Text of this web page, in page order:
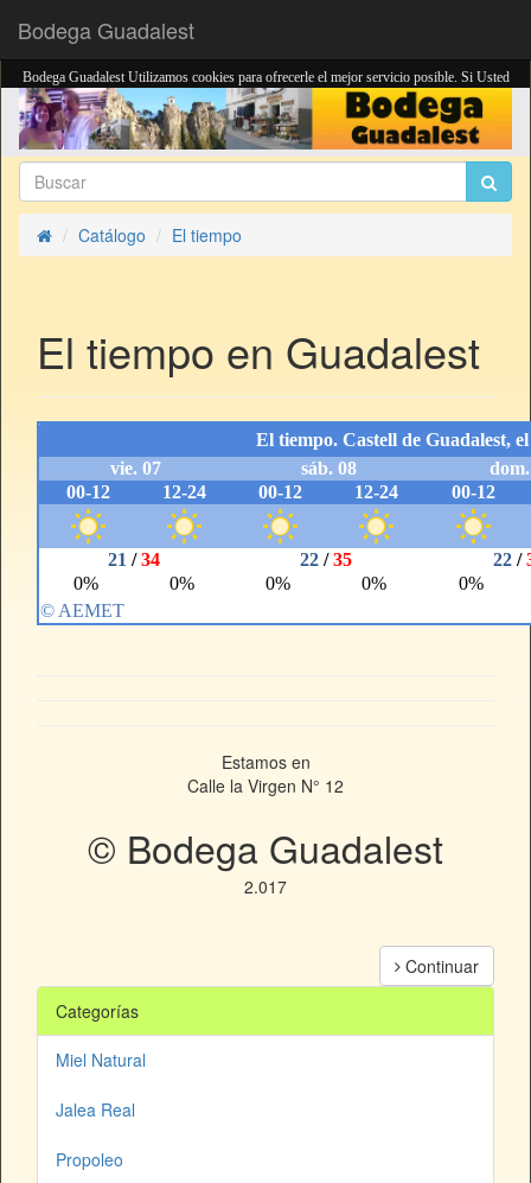
Bodega Guadalest
Bodega Guadalest Utilizamos cookies para ofrecerle el mejor servicio posible. Si Usted
continua navegando por el sito, usted esta de acuerdo con el uso de cookies .
Estoy de acuerdo
InicioCatálogo El tiempo
El tiempo en Guadalest
Estamos en
Calle la Virgen N° 12
© Bodega Guadalest
2.017
Continuar
Categorías
Miel Natural
Jalea Real
Propoleo